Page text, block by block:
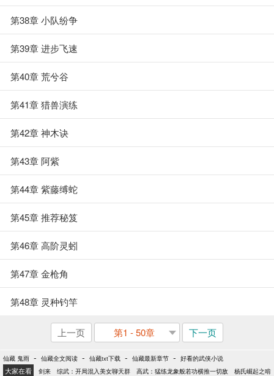
第38章 小队纷争
第39章 进步飞速
第40章 荒兮谷
第41章 猎兽演练
第42章 神木诀
第43章 阿紫
第44章 紫藤缚蛇
第45章 推荐秘笈
第46章 高阶灵蚓
第47章 金枪角
第48章 灵种钓竿
上一页 第1 - 50章 下一页
仙藏 鬼雨 - 仙藏全文阅读 - 仙藏txt下载 - 仙藏最新章节 - 好看的武侠小说
大家在看 剑来 综武：开局混入美女聊天群 高武：猛练龙象般若功横推一切敌
杨氏崛起之啃